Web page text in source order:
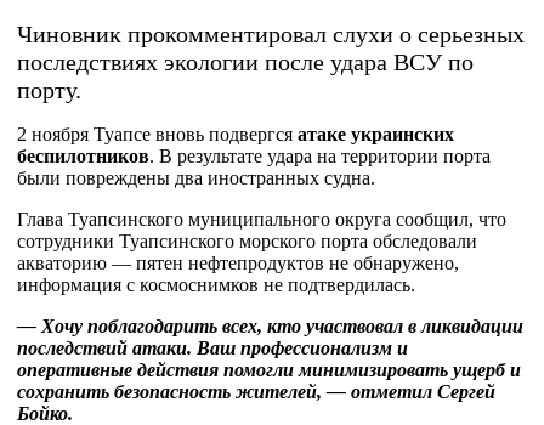
Чиновник прокомментировал слухи о серьезных
последствиях экологии после удара ВСУ по
порту.
2 ноября Туапсе вновь подвергся атаке украинских
беспилотников. В результате удара на территории порта
были повреждены два иностранных судна.
Глава Туапсинского муниципального округа сообщил, что
сотрудники Туапсинского морского порта обследовали
акваторию — пятен нефтепродуктов не обнаружено,
информация с космоснимков не подтвердилась.
— Хочу поблагодарить всех, кто участвовал в ликвидации
последствий атаки. Ваш профессионализм и
оперативные действия помогли минимизировать ущерб и
сохранить безопасность жителей, — отметил Сергей
Бойко.